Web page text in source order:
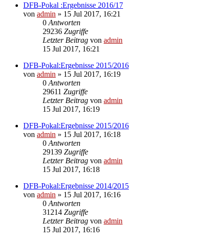
DFB-Pokal :Ergebnisse 2016/17
von admin » 15 Jul 2017, 16:21
0 Antworten
29236 Zugriffe
Letzter Beitrag von admin
15 Jul 2017, 16:21
DFB-Pokal:Ergebnisse 2015/2016
von admin » 15 Jul 2017, 16:19
0 Antworten
29611 Zugriffe
Letzter Beitrag von admin
15 Jul 2017, 16:19
DFB-Pokal:Ergebnisse 2015/2016
von admin » 15 Jul 2017, 16:18
0 Antworten
29139 Zugriffe
Letzter Beitrag von admin
15 Jul 2017, 16:18
DFB-Pokal:Ergebnisse 2014/2015
von admin » 15 Jul 2017, 16:16
0 Antworten
31214 Zugriffe
Letzter Beitrag von admin
15 Jul 2017, 16:16